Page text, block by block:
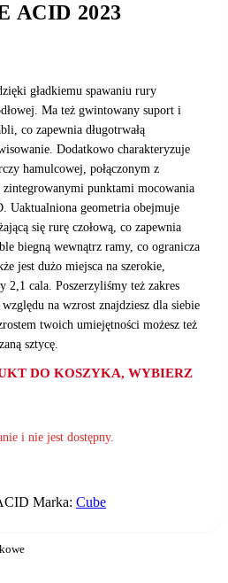
ACID 2023
gładkiemu spawaniu rury
Ma też gwintowany suport i
co zapewnia długotrwałą
Dodatkowo charakteryzuje
hamulcowej, połączonym z
punktami mocowania
Uaktualniona geometria obejmuje
się rurę czołową, co zapewnia
biegną wewnątrz ramy, co ogranicza
jest dużo miejsca na szerokie,
2,1 cala. Poszerzyliśmy też zakres
na wzrost znajdziesz dla siebie
twoich umiejętności możesz też
sztycę.
DO KOSZYKA, WYBIERZ
i nie jest dostępny.
Marka: Cube